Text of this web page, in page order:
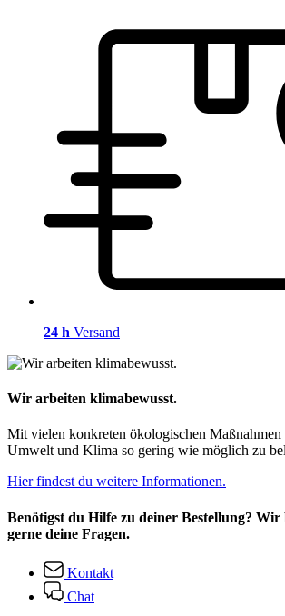
24 h Versand
Wir arbeiten klimabewusst.
Mit vielen konkreten ökologischen Maßnahmen
Umwelt und Klima so gering wie möglich zu
Hier findest du weitere Informationen.
Benötigst du Hilfe zu deiner Bestellung? Wir
gerne deine Fragen.
Kontakt
Chat